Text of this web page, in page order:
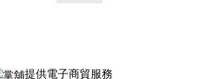
提供電子商貿服務